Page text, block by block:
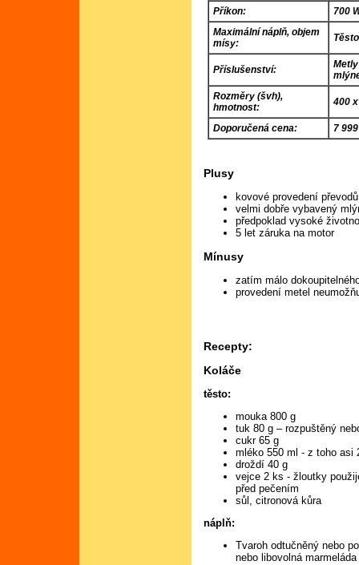
Příkon:
700
Maximální náplň, objem
mísy:
Příslušenství:
Rozměry (švh),
hmotnost:
400
Doporučená cena: 7
Plusy
kovové provedení převodů
velmi dobře vybavený
předpoklad vysoké
5 let záruka na motor
Mínusy
zatím málo
provedení metel
Recepty:
Koláče
těsto:
mouka 800 g
tuk 80 g – rozpuštěný
cukr 65 g
mléko 550 ml - z toho asi
droždí 40 g
vejce 2 ks - žloutky
před pečením
sůl, citronová kůra
náplň:
Tvaroh odtučněný nebo
nebo libovolná